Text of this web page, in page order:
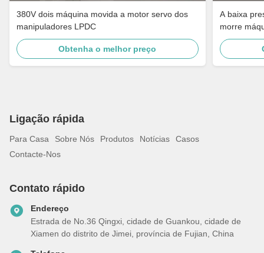
380V dois máquina movida a motor servo dos
manipuladores LPDC
Obtenha o melhor preço
A baixa
morre
Ligação rápida
Para Casa Sobre Nós Produtos Notícias
Casos
Contacte-Nos
Contato rápido
Endereço
Estrada de No.36 Qingxi, cidade de Guankou, cidade de
Xiamen do distrito de Jimei, província de Fujian, China